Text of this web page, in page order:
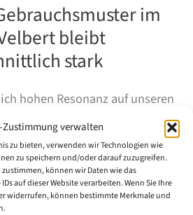
Zustimmung verwalten
zu bieten, verwenden wir Technologien wie
zu speichern und/oder darauf zuzugreifen.
können wir Daten wie das
auf dieser Website verarbeiten. Wenn Sie Ihre
widerrufen, können bestimmte Merkmale und
im
bleibt
stark
hohen Resonanz auf unseren
Anmeldezahlen 2023
Blick auf die langfristige
in Velbert
Schutzrechtsaktivität
entwickelt?